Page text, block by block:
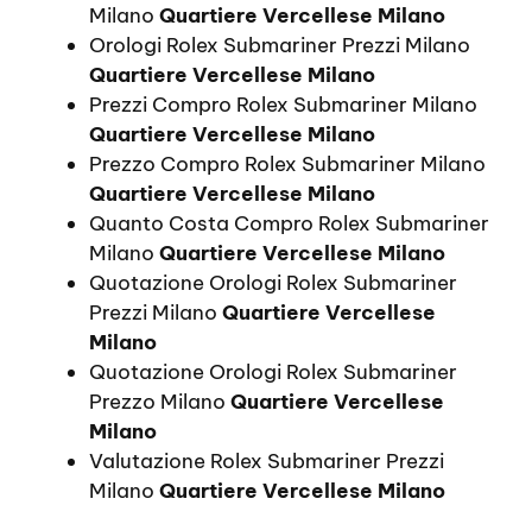
Milano Quartiere Vercellese Milano
Orologi Rolex Submariner Prezzi Milano
Quartiere Vercellese Milano
Prezzi Compro Rolex Submariner Milano
Quartiere Vercellese Milano
Prezzo Compro Rolex Submariner Milano
Quartiere Vercellese Milano
Quanto Costa Compro Rolex Submariner
Milano Quartiere Vercellese Milano
Quotazione Orologi Rolex Submariner
Prezzi Milano Quartiere Vercellese
Milano
Quotazione Orologi Rolex Submariner
Prezzo Milano Quartiere Vercellese
Milano
Valutazione Rolex Submariner Prezzi
Milano Quartiere Vercellese Milano